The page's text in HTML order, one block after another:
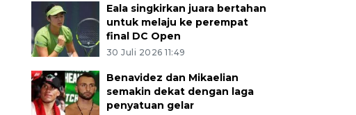
Eala singkirkan juara bertahan
untuk melaju ke perempat
final DC Open
30 Juli 2026 11:49
Benavidez dan Mikaelian
semakin dekat dengan laga
penyatuan gelar